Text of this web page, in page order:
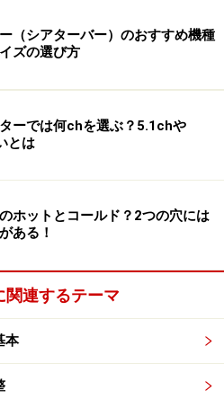
（シアターバー）のおすすめ機種
ズの選び方
ーでは何chを選ぶ？5.1chや
とは
ホットとコールド？2つの穴には
ある！
関連するテーマ
本